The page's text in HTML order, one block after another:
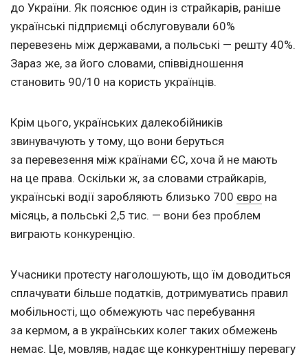
до України. Як пояснює один із страйкарів, раніше
українські підприємці обслуговували 60%
перевезень між державами, а польські — решту 40%.
Зараз же, за його словами, співвідношення
становить 90/10 на користь українців.
Крім цього, українських далекобійників
звинувачують у тому, що вони беруться
за перевезення між країнами ЄС, хоча й не мають
на це права. Оскільки ж, за словами страйкарів,
українські водії заробляють близько 700 євро на
місяць, а польські 2,5 тис. — вони без проблем
виграють конкуренцію.
Учасники протесту наголошують, що їм доводиться
сплачувати більше податків, дотримуватись правил
мобільності, що обмежують час перебування
за кермом, а в українських колег таких обмежень
немає. Це, мовляв, надає ще конкурентнішу перевагу